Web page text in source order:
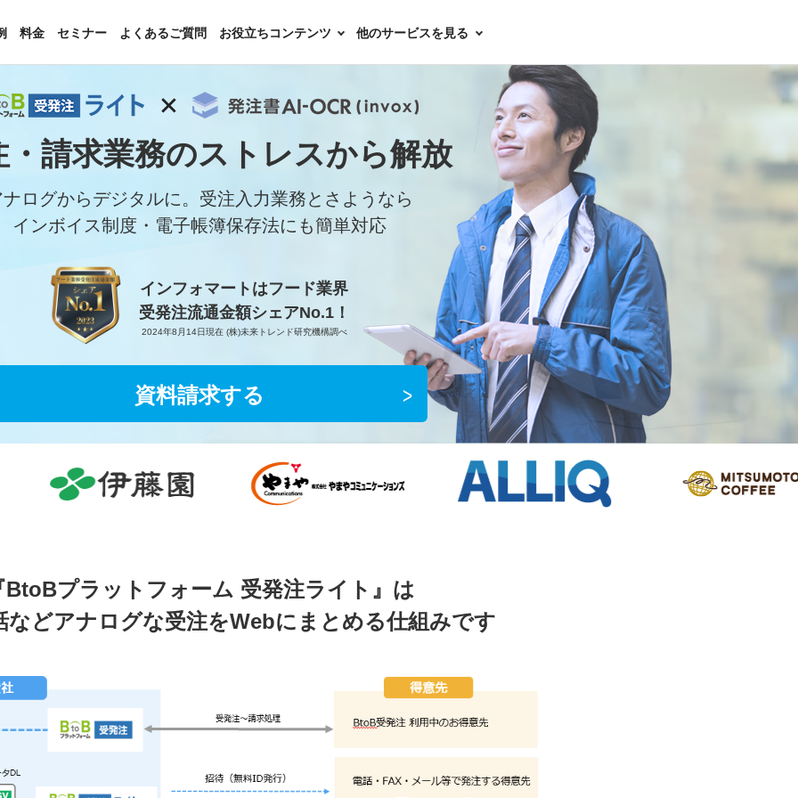
料金 セミナー よくあるご質問 お役立ちコンテンツ 他のサービスを見る
・請求業務のストレスから解放
ログからデジタルに。受注入力業務とさようなら
インボイス制度・電子帳簿保存法にも簡単対応
インフォマートはフード業界
受発注流通金額シェアNo.1！
2024年8月14日現在(株)未来トレンド研究機構調べ
資料請求する
BtoBプラットフォーム 受発注ライト』 は
などアナログな受注をWebにまとめる仕組みです